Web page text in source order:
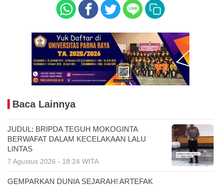
Baca Lainnya
JUDUL: BRIPDA TEGUH MOKOGINTA
BERWAFAT DALAM KECELAKAAN LALU
LINTAS
7 Agustus 2026 - 18:24 WITA
GEMPARKAN DUNIA SEJARAH! ARTEFAK